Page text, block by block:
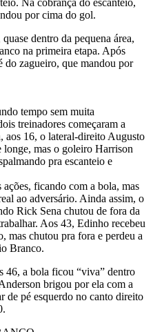
por cima do gol.
dentro da pequena área,
na primeira etapa. Após
do zagueiro, que mandou por
tempo sem muita
treinadores começaram a
aos 16, o lateral-direito Augusto
mas o goleiro Harrison
pra escanteio e
ficando com a bola, mas
ao adversário. Ainda assim, o
Rick Sena chutou de fora da
Aos 43, Edinho recebeu
mas chutou pra fora e perdeu a
Branco.
46, a bola ficou “viva” dentro
brigou por ela com a
de pé esquerdo no canto direito